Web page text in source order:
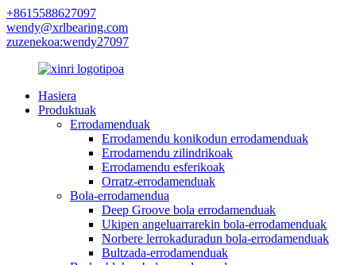
+8615588627097
wendy@xrlbearing.com
zuzenekoa:wendy27097
Hasiera
Produktuak
Errodamenduak
Errodamendu konikodun errodamenduak
Errodamendu zilindrikoak
Errodamendu esferikoak
Orratz-errodamenduak
Bola-errodamendua
Deep Groove bola errodamenduak
Ukipen angeluarrarekin bola-errodamenduak
Norbere lerrokaduradun bola-errodamenduak
Bultzada-errodamenduak